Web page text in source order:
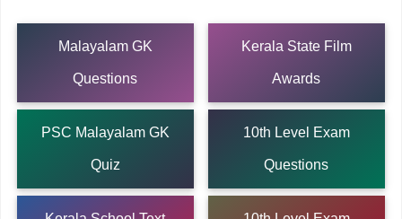
Malayalam GK
Questions
Kerala State Film
Awards
PSC Malayalam GK
Quiz
10th Level Exam
Questions